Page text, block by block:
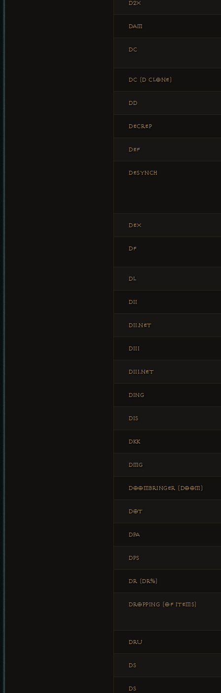
D2X
DAM
DC
DC (D CLONE)
DD
DECREP
DEF
DESYNCH
DEX
DF
DL
DII
DII.NET
DIII
DIII.NET
DING
DIS
DKK
DMG
DOOMBRINGER (DOOM)
DOT
DPA
DPS
DR (DR%)
DROPPING (OF ITEMS)
DRU
DS
DS